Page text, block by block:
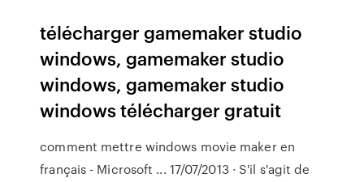
télécharger gamemaker studio
windows, gamemaker studio
windows, gamemaker studio
windows télécharger gratuit
comment mettre windows movie maker en
français - Microsoft ... 17/07/2013 · S'il s'agit de